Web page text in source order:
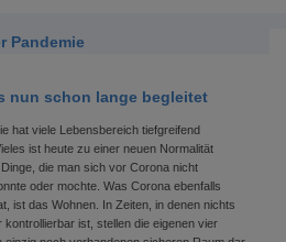
Pandemie
nun schon lange begleitet
hat viele Lebensbereich tiefgreifend
ist heute zu einer neuen Normalität
die man sich vor Corona nicht
oder mochte. Was Corona ebenfalls
ist das Wohnen. In Zeiten, in denen nichts
kontrollierbar ist, stellen die eigenen vier